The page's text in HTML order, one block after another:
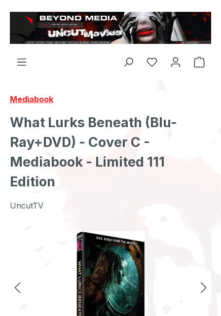
Zum Hauptinhalt springen
Mediabook
What Lurks Beneath (Blu-
Ray+DVD) - Cover C -
Mediabook - Limited 111
Edition
UncutTV
Bildergalerie überspringen